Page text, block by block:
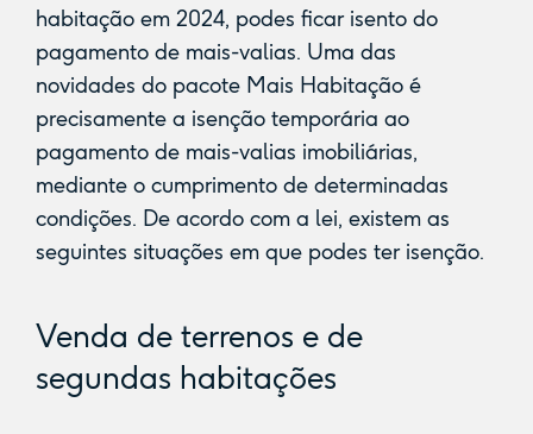
habitação em 2024, podes ficar isento do
pagamento de mais-valias. Uma das
novidades do pacote Mais Habitação é
precisamente a isenção temporária ao
pagamento de mais-valias imobiliárias,
mediante o cumprimento de determinadas
condições. De acordo com a lei, existem as
seguintes situações em que podes ter isenção.
Venda de terrenos e de
segundas habitações